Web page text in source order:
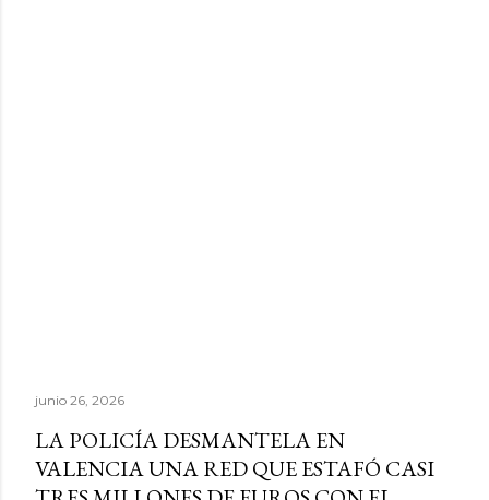
junio 26, 2026
LA POLICÍA DESMANTELA EN
VALENCIA UNA RED QUE ESTAFÓ CASI